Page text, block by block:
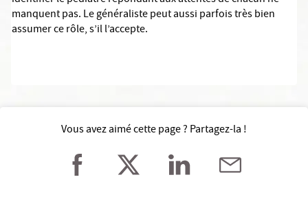
manquent pas. Le généraliste peut aussi parfois très bien
assumer ce rôle, s’il l’accepte.
Vous avez aimé cette page ? Partagez-la !